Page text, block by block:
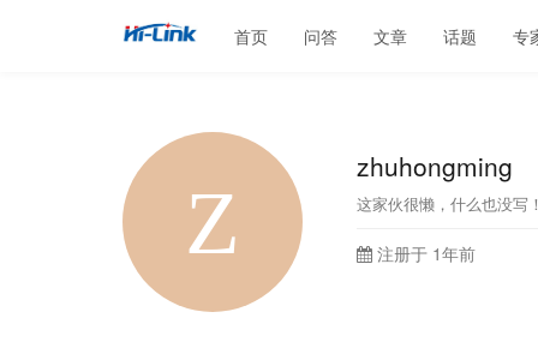
首页 问答 文章 话题 专
zhuhongming
这家伙很懒，什么也没写！
注册于 1年前